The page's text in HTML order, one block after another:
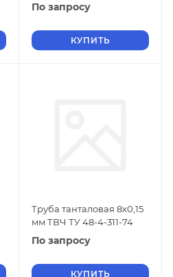
По запросу
КУПИТЬ
Труба танталовая 8х0,15
мм ТВЧ ТУ 48-4-311-74
По запросу
КУПИТЬ